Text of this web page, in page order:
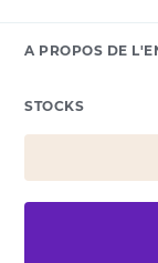
A PROPOS DE
STOCKS